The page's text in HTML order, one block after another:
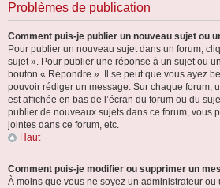
Problèmes de publication
Comment puis-je publier un nouveau sujet ou
Pour publier un nouveau sujet dans un forum,
sujet ». Pour publier une réponse à un sujet ou
bouton « Répondre ». Il se peut que vous ayez
pouvoir rédiger un message. Sur chaque forum,
est affichée en bas de l’écran du forum ou du
publier de nouveaux sujets dans ce forum, vous
jointes dans ce forum, etc.
Haut
Comment puis-je modifier ou supprimer un
À moins que vous ne soyez un administrateur ou